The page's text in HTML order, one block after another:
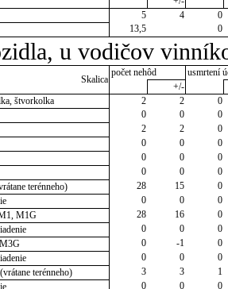
5 4
0
13,5 0
u vodičov
Skalica
počet nehôd
usmrtení
+/-
štvorkolka
2 2
0
0 0
0
2 2
0
0 0
0
0 0
0
0 0
0
terénneho)
28 15
0
0 0
0
M1G
28 16
0
0 0
0
0 -1
0
0 0
0
terénneho)
3 3
1
0 0
0